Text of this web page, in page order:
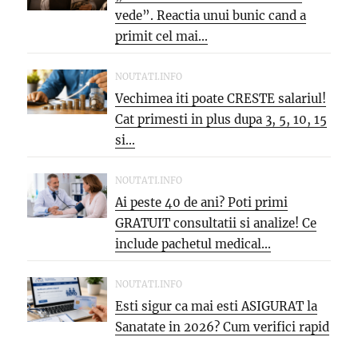
vede”. Reactia unui bunic cand a
primit cel mai...
NOUTATI.INFO
Vechimea iti poate CRESTE salariul!
Cat primesti in plus dupa 3, 5, 10, 15
si...
NOUTATI.INFO
Ai peste 40 de ani? Poti primi
GRATUIT consultatii si analize! Ce
include pachetul medical...
NOUTATI.INFO
Esti sigur ca mai esti ASIGURAT la
Sanatate in 2026? Cum verifici rapid